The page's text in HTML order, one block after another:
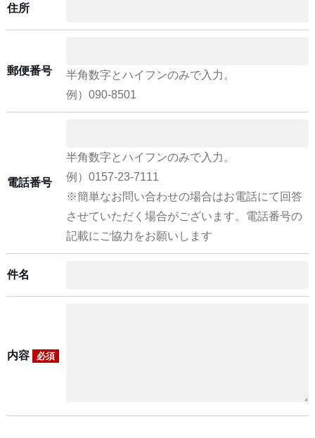
住所
郵便番号
半角数字とハイフンのみで入力。
例）090-8501
電話番号
半角数字とハイフンのみで入力。
例）0157-23-7111
※簡単なお問い合わせの場合はお電話にて回答
させていただく場合がございます。電話番号の
記載にご協力をお願いします
件名
内容 必須